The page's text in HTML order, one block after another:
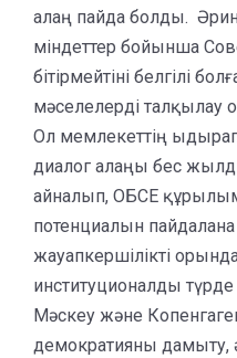
алаң пайда болды.
міндеттер бойынша
бітірмейтіні белгілі
мәселелерді талқылау
Ол мемлекеттің
диалог алаңы бес
айналып, ОБСЕ
потенциалын
жауапкершілікті
институционалды
Мәскеу және
демократияны дамыту,